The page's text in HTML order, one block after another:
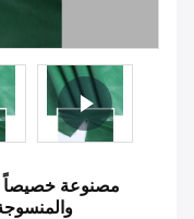
مصنوعة خصيصاً